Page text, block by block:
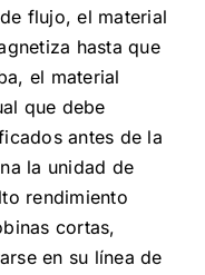
flujo, el material
hasta que
el material
que debe
antes de la
la unidad de
rendimiento
cortas,
en su línea de